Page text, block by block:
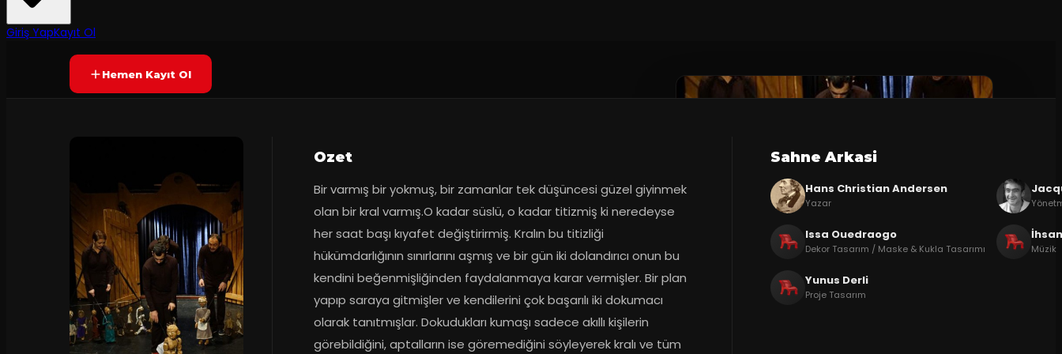
Giriş YapKayıt OlYAKINDA
Hemen Kayıt Ol
Ozet
Bir varmış bir yokmuş, bir zamanlar tek düşüncesi güzel giyinmek
olan bir kral varmış.O kadar süslü, o kadar titizmiş ki neredeyse
her saat başı kıyafet değiştirirmiş. Kralın bu titizliği
hükümdarlığının sınırlarını aşmış ve bir gün iki dolandırıcı onun bu
kendini beğenmişliğinden faydalanmaya karar vermişler. Bir plan
yapıp saraya gitmişler ve kendilerini çok başarılı iki dokumacı
olarak tanıtmışlar. Dokudukları kumaşı sadece akıllı kişilerin
görebildiğini, aptalların ise göremediğini söyleyerek kralı ve tüm
Sahne Arkasi
Hans Christian Andersen
Yazar
Issa Ouedraogo
Dekor Tasarım / Maske & Kukla Tasarımı Müzik
Yunus Derli
Proje Tasarım